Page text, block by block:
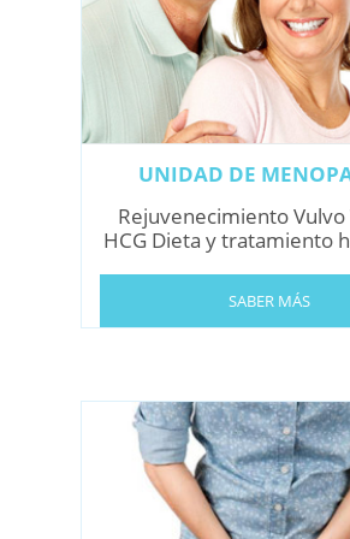
UNIDAD DE
Rejuvenecimiento Vulvo
HCG Dieta y tratamiento
SABER MÁS